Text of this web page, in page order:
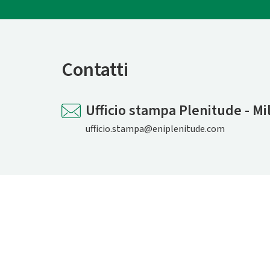
Contatti
Ufficio stampa Plenitude -
ufficio.stampa@eniplenitude.com